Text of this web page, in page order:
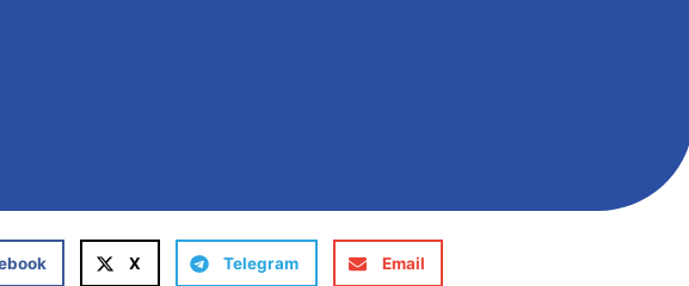
X Telegram Email